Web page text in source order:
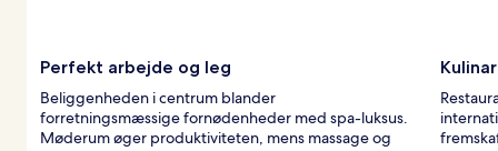
Perfekt arbejde og leg
Beliggenheden i centrum blander
forretningsmæssige fornødenheder med spa-luksus.
Møderum øger produktiviteten, mens massage og